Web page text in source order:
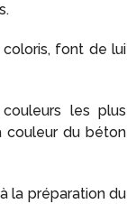
font de lui
les plus
couleur du béton
la préparation du